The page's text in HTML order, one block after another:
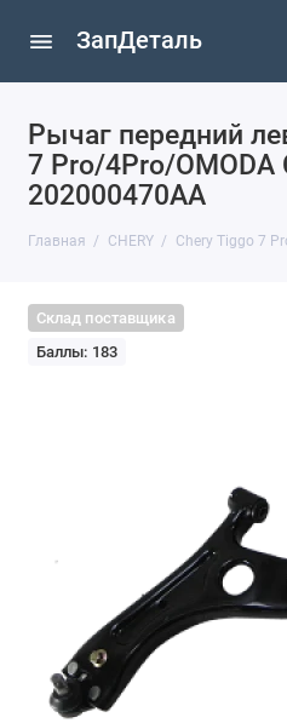
ЗапДеталь
Рычаг передний
7 Pro/4Pro/OMODA
202000470AA
Главная CHERY Chery Tiggo 7
Склад поставщика
Баллы: 183